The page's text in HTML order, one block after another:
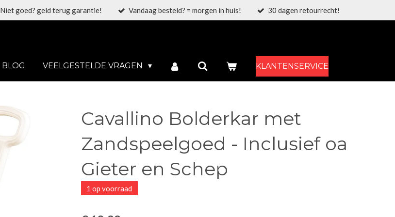
Niet goed? geld terug garantie! Vandaag besteld? = morgen in huis! 30 dagen retourrecht!
BLOG VEELGESTELDE VRAGEN KLANTENSERVICE
Cavallino Bolderkar met
Zandspeelgoed - Inclusief oa
Gieter en Schep
1 op voorraad